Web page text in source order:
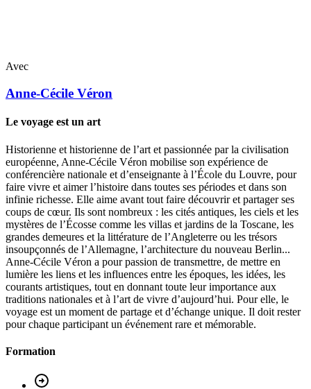
Avec
Anne-Cécile Véron
Le voyage est un art
Historienne et historienne de l’art et passionnée par la civilisation
européenne, Anne-Cécile Véron mobilise son expérience de
conférencière nationale et d’enseignante à l’École du Louvre, pour
faire vivre et aimer l’histoire dans toutes ses périodes et dans son
infinie richesse. Elle aime avant tout faire découvrir et partager ses
coups de cœur. Ils sont nombreux : les cités antiques, les ciels et les
mystères de l’Écosse comme les villas et jardins de la Toscane, les
grandes demeures et la littérature de l’Angleterre ou les trésors
insoupçonnés de l’Allemagne, l’architecture du nouveau Berlin...
Anne-Cécile Véron a pour passion de transmettre, de mettre en
lumière les liens et les influences entre les époques, les idées, les
courants artistiques, tout en donnant toute leur importance aux
traditions nationales et à l’art de vivre d’aujourd’hui. Pour elle, le
voyage est un moment de partage et d’échange unique. Il doit rester
pour chaque participant un événement rare et mémorable.
Formation